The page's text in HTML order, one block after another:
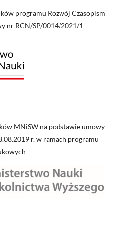
programu Rozwój Czasopism
nr RCN/SP/0014/2021/1
MNiSW na podstawie umowy
r. w ramach programu